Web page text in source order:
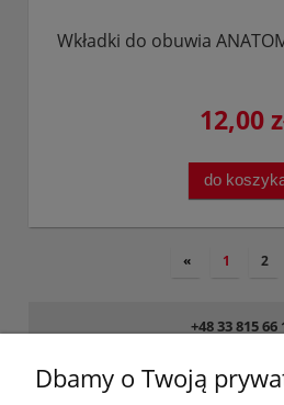
Wkładki do obuwia
12,00
do
« 1 2
+48 33 815 66
Dbamy o Twoją